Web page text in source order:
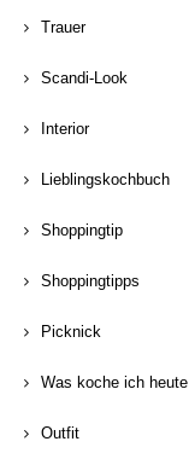
Trauer
Scandi-Look
Interior
Lieblingskochbuch
Shoppingtip
Shoppingtipps
Picknick
Was koche ich heute
Outfit